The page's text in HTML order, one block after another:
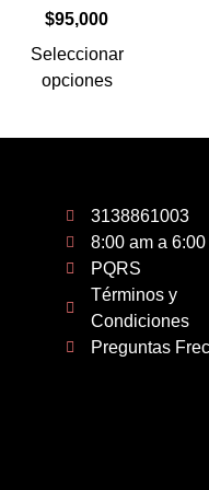
$95,000
Seleccionar
opciones
3138861003
8:00 am a 6:00
PQRS
Términos y
Condiciones
Preguntas